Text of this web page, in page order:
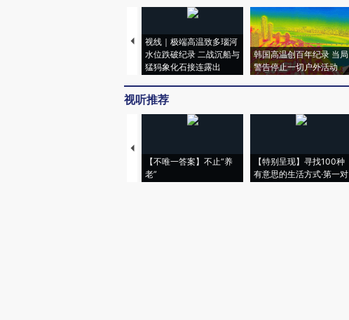
视线｜极端高温致多瑙河
水位跌破纪录 二战沉船与
猛犸象化石接连露出
韩国高温创百年纪录 当局
警告停止一切户外活动
视听推荐
【不唯一答案】不止“养
老”
【特别呈现】寻找100种
有意思的生活方式·第一对